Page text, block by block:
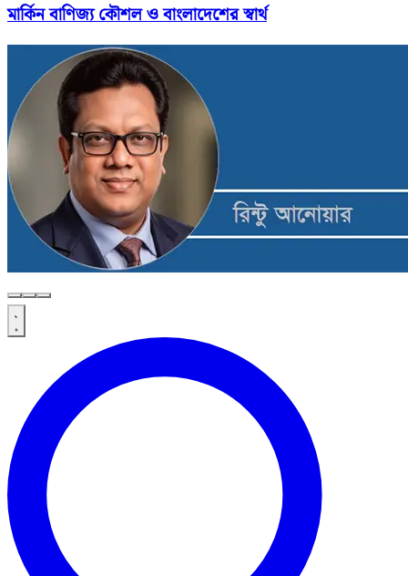
মার্কিন বাণিজ্য কৌশল ও বাংলাদেশের স্বার্থ